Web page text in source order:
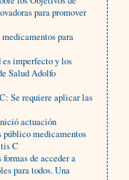
para promover
para
es imperfecto y los
Salud Adolfo
Se requiere aplicar las
actuación
medicamentos
C
de acceder a
para todos. Una